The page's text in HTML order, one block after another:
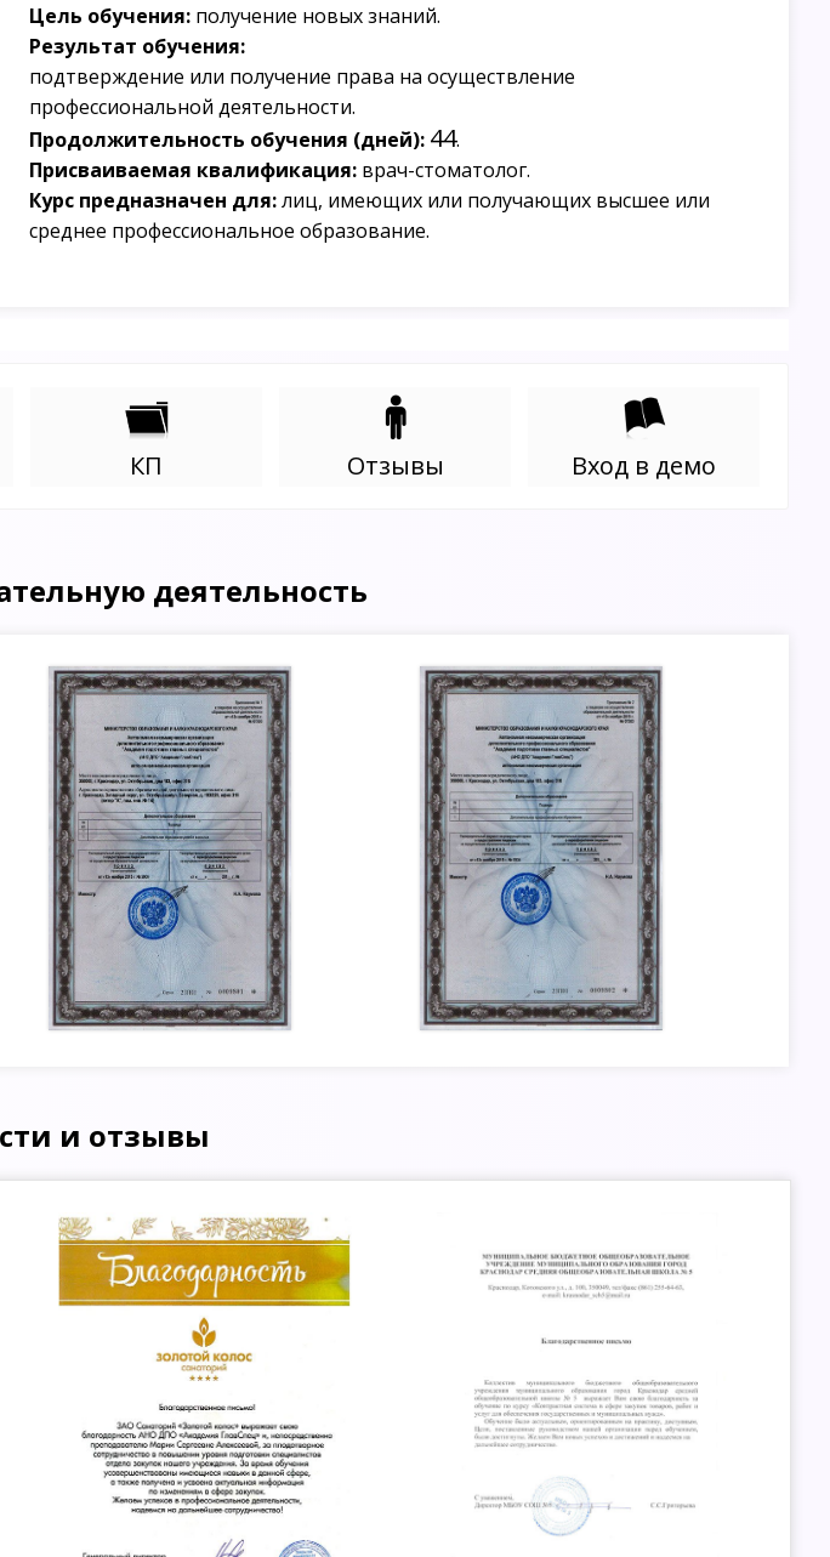
Цель обучения: получение новых знаний.
Результат обучения:
подтверждение или получение права на осуществление
профессиональной деятельности.
Продолжительность обучения (дней): 44.
Присваиваемая квалификация: врач-стоматолог.
Курс предназначен для:лиц, имеющих или получающих высшее или
среднее профессиональное образование.
КП Отзывы Вход в демо
деятельность
и отзывы